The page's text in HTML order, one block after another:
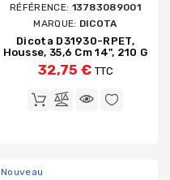
RÉFÉRENCE: 13783089001
MARQUE: DICOTA
Dicota D31930-RPET,
Housse, 35,6 Cm 14", 210 G
32,75 € TTC
Nouveau